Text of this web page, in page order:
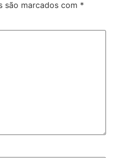
são marcados com *